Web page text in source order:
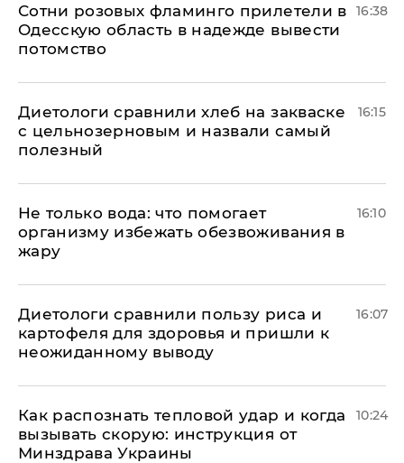
Сотни розовых фламинго прилетели в
Одесскую область в надежде вывести
потомство
16:38
Диетологи сравнили хлеб на закваске
с цельнозерновым и назвали самый
полезный
16:15
Не только вода: что помогает
организму избежать обезвоживания в
жару
16:10
Диетологи сравнили пользу риса и
картофеля для здоровья и пришли к
неожиданному выводу
16:07
Как распознать тепловой удар и когда
вызывать скорую: инструкция от
Минздрава Украины
10:24